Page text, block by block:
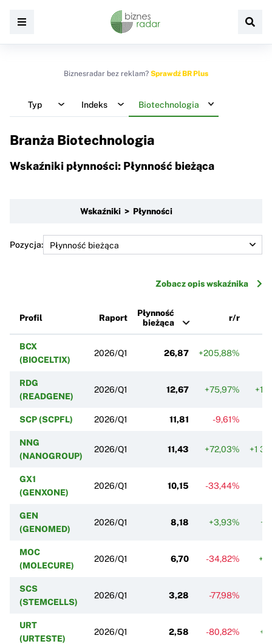
Biznesradar bez reklam? Sprawdź BR Plus
Typ Indeks Biotechnologia
Branża Biotechnologia
Wskaźniki płynności: Płynność bieżąca
Wskaźniki > Płynności
Pozycja:
Zobacz opis wskaźnika
Profil Raport
Płynność
bieżąca
r/r
BCX
(BIOCELTIX)
2026/Q1 26,87 +205,88%
RDG
(READGENE)
2026/Q1 12,67 +75,97%
SCP (SCPFL) 2026/Q1 11,81 -9,61%
NNG
(NANOGROUP)
2026/Q1 11,43 +72,03% +1
GX1
(GENXONE)
2026/Q1 10,15 -33,44%
GEN
(GENOMED)
2026/Q1 8,18 +3,93%
MOC
(MOLECURE)
2026/Q1 6,70 -34,82%
SCS
(STEMCELLS)
2026/Q1 3,28 -77,98%
URT
(URTESTE)
2026/Q1 2,58 -80,82%